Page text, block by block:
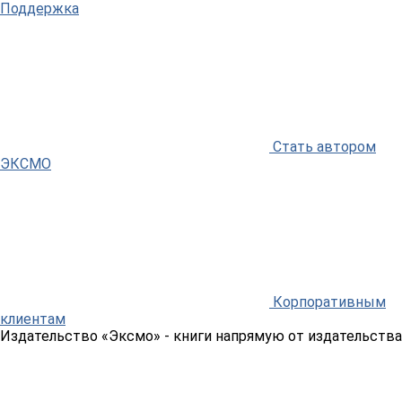
Поддержка
Стать автором
ЭКСМО
Корпоративным
клиентам
Издательство «Эксмо» - книги напрямую от издательства